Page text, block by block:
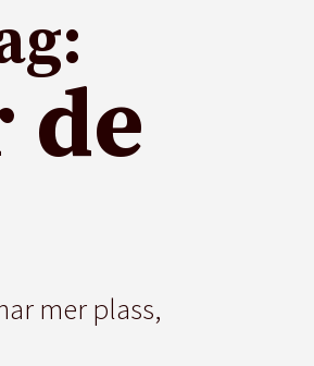
de
mer plass,